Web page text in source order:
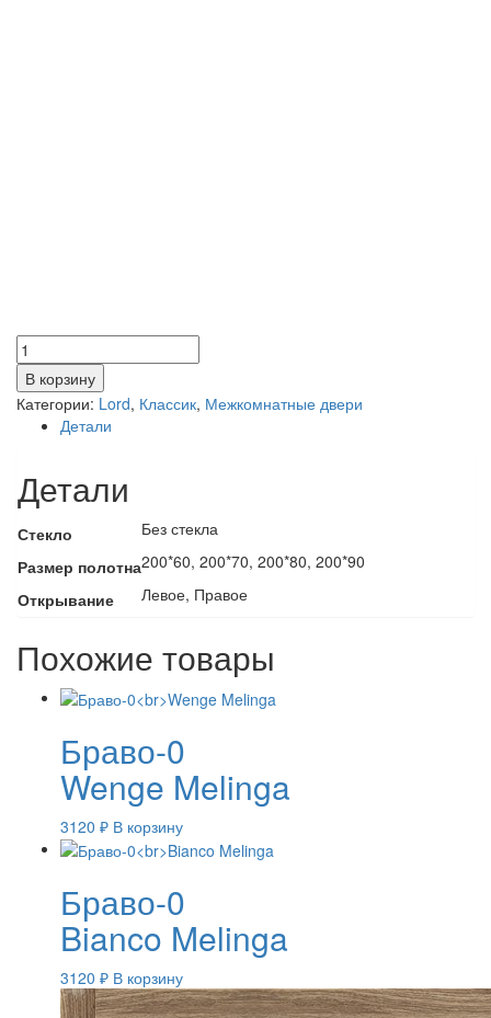
Количество
товара
Каролина
В корзину
Категории: Lord, Классик, Межкомнатные двери
Детали
Детали
Стекло
Без стекла
Размер полотна200*60, 200*70, 200*80, 200*90
Открывание
Левое, Правое
Похожие товары
Браво-0
Wenge Melinga
3120 ₽ В корзину
Браво-0
Bianco Melinga
3120 ₽ В корзину